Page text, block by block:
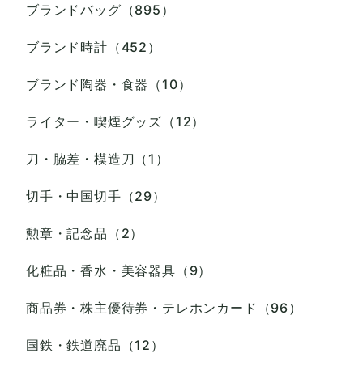
ブランドバッグ（895）
ブランド時計（452）
ブランド陶器・食器（10）
ライター・喫煙グッズ（12）
刀・脇差・模造刀（1）
切手・中国切手（29）
勲章・記念品（2）
化粧品・香水・美容器具（9）
商品券・株主優待券・テレホンカード（96）
国鉄・鉄道廃品（12）